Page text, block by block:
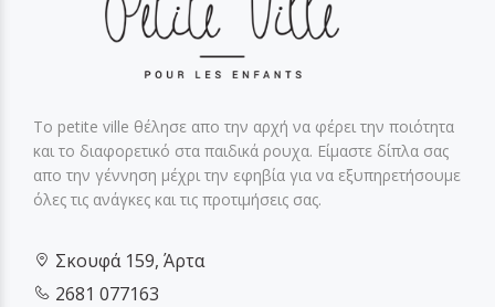
Το petite ville θέλησε απο την αρχή να φέρει την ποιότητα
και το διαφορετικό στα παιδικά ρουχα. Είμαστε δίπλα σας
απο την γέννηση μέχρι την εφηβία για να εξυπηρετήσουμε
όλες τις ανάγκες και τις προτιμήσεις σας.
Σκουφά 159, Άρτα
2681 077163